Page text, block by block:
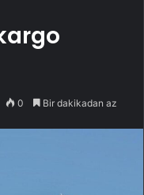
0 Bir dakikadan az